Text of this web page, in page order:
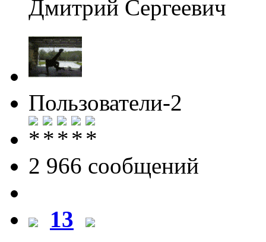
Дмитрий Сергеевич
Пользователи-2
2 966 cообщений
13